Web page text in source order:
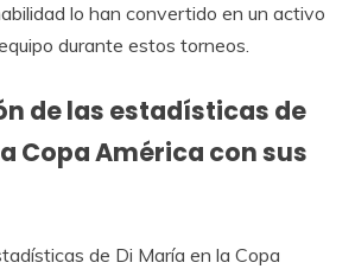
lo han convertido en un activo
durante estos torneos.
de las estadísticas de
Copa América con sus
de Di María en la Copa